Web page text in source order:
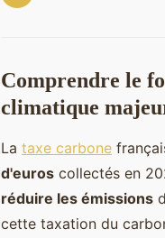
Comprendre le
climatique
La taxe carbone
d'euros collectés en
réduire les émissions
cette taxation du